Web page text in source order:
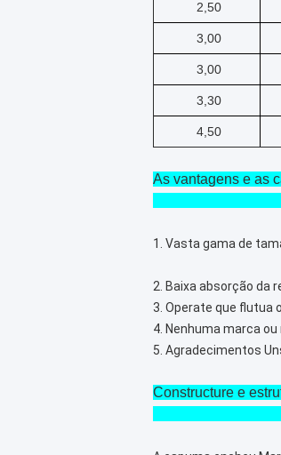
2,50
3,00
3,00
3,30
4,50
As vantagens e as
1. Vasta gama de
2. Baixa absorção da
3. Operate que flutua
4. Nenhuma marca
5. Agradecimentos
Constructure e